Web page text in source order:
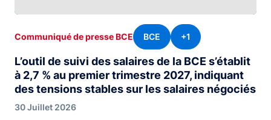
L’outil de suivi des salaires de la BCE s’établit
à 2,7 % au premier trimestre 2027, indiquant
des tensions stables sur les salaires négociés
Communiqué de presse BCE BCE +1
30 Juillet 2026